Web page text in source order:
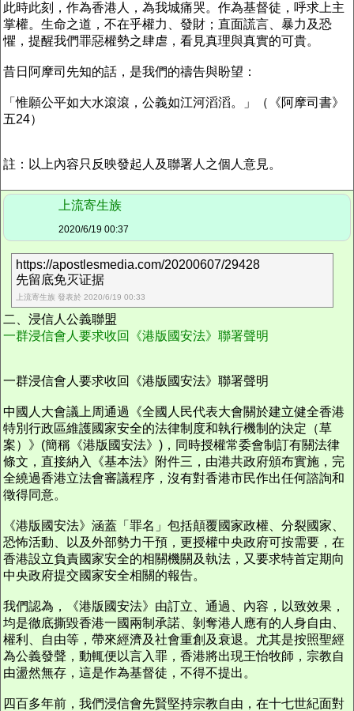
此時此刻，作為香港人，為我城痛哭。作為基督徒，呼求上主
掌權。生命之道，不在乎權力、發財；直面謊言、暴力及恐
懼，提醒我們罪惡權勢之肆虐，看見真理與真實的可貴。
昔日阿摩司先知的話，是我們的禱告與盼望：
「惟願公平如大水滾滾，公義如江河滔滔。」（《阿摩司書》
五24）
註：以上內容只反映發起人及聯署人之個人意見。
上流寄生族
2020/6/19 00:37
https://apostlesmedia.com/20200607/29428
先留底免灭证据
上流寄生族 發表於 2020/6/19 00:33
二、浸信人公義聯盟
一群浸信會人要求收回《港版國安法》聯署聲明
一群浸信會人要求收回《港版國安法》聯署聲明
中國人大會議上周通過《全國人民代表大會關於建立健全香港
特別行政區維護國家安全的法律制度和執行機制的決定（草
案）》(簡稱《港版國安法》)，同時授權常委會制訂有關法律
條文，直接納入《基本法》附件三，由港共政府頒布實施，完
全繞過香港立法會審議程序，沒有對香港市民作出任何諮詢和
徵得同意。
《港版國安法》涵蓋「罪名」包括顛覆國家政權、分裂國家、
恐怖活動、以及外部勢力干預，更授權中央政府可按需要，在
香港設立負責國家安全的相關機關及執法，又要求特首定期向
中央政府提交國家安全相關的報告。
我們認為，《港版國安法》由訂立、通過、內容，以致效果，
均是徹底撕毀香港一國兩制承諾、剝奪港人應有的人身自由、
權利、自由等，帶來經濟及社會重創及衰退。尤其是按照聖經
為公義發聲，動輒便以言入罪，香港將出現王怡牧師，宗教自
由盪然無存，這是作為基督徒，不得不提出。
四百多年前，我們浸信會先賢堅持宗教自由，在十七世紀面對